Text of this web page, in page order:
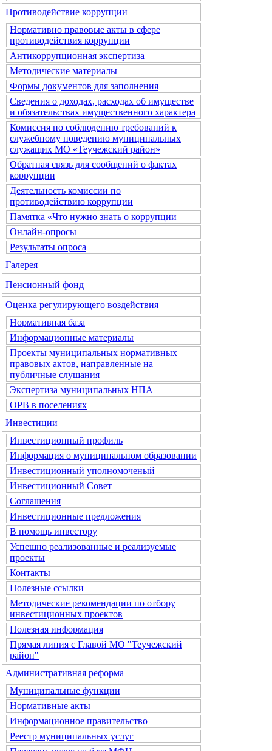
Противодействие коррупции
Нормативно правовые акты в сфере
противодействия коррупции
Антикоррупционная экспертиза
Методические материалы
Формы документов для заполнения
Сведения о доходах, расходах об имуществе
и обязательствах имущественного характера
Комиссия по соблюдению требований к
служебному поведению муниципальных
служащих МО «Теучежский район»
Обратная связь для сообщений о фактах
коррупции
Деятельность комиссии по
противодействию коррупции
Памятка «Что нужно знать о коррупции
Онлайн-опросы
Результаты опроса
Галерея
Пенсионный фонд
Оценка регулирующего воздействия
Нормативная база
Информационные материалы
Проекты муниципальных нормативных
правовых актов, направленные на
публичные слушания
Экспертиза муниципальных НПА
ОРВ в поселениях
Инвестиции
Инвестиционный профиль
Информация о муниципальном образовании
Инвестиционный уполномоченый
Инвестиционный Совет
Соглашения
Инвестиционные предложения
В помощь инвестору
Успешно реализованные и реализуемые
проекты
Контакты
Полезные ссылки
Методические рекомендации по отбору
инвестиционных проектов
Полезная информация
Прямая линия с Главой МО "Теучежский
район"
Административная реформа
Муниципальные функции
Нормативные акты
Информационное правительство
Реестр муниципальных услуг